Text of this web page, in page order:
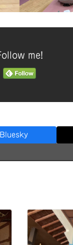
me!